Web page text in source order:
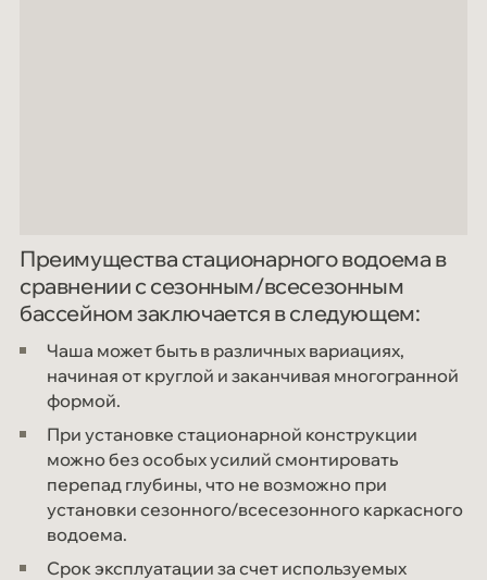
Преимущества стационарного водоема в
сравнении с сезонным/всесезонным
бассейном заключается в следующем:
Чаша может быть в различных вариациях,
начиная от круглой и заканчивая многогранной
формой.
При установке стационарной конструкции
можно без особых усилий смонтировать
перепад глубины, что не возможно при
установки сезонного/всесезонного каркасного
водоема.
Срок эксплуатации за счет используемых